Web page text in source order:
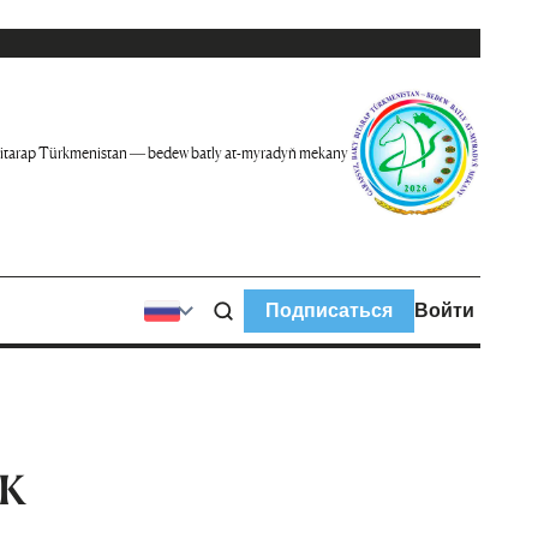
Türkmenistan — bedew batly at-myradyň mekany
Подписаться Войти